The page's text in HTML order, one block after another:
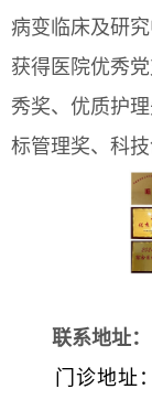
病变临床及研
获得医院优秀
秀奖、优质护
标管理奖、科
联系地址：
门诊地址